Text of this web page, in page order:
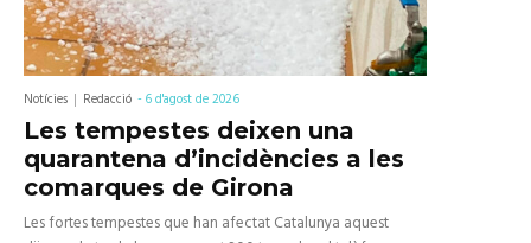
Notícies Redacció -6 d'agost de 2026
Les tempestes deixen una
quarantena d’incidències a les
comarques de Girona
Les fortes tempestes que han afectat Catalunya aquest